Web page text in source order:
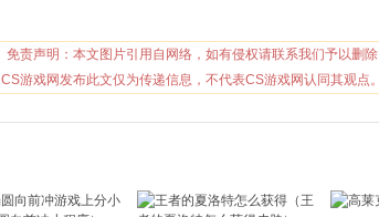
免责声明：本文图片引用自网络，如有侵权请联系我们予以删除
CS游戏网发布此文仅为传递信息，不代表CS游戏网认同其观点。